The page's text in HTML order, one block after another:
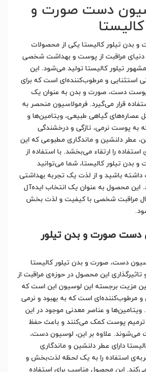
دست صورت و
بدن تیلور کالیستا یکی از محصولات
دنیای مراقبت از پوست و بهداشت شخصی
تیلور کالیستا تولید می‌شود. این
استثنایی و مرطوب‌کننده‌ای است که برای
پوست دست، صورت و بدن به عنوان یک
قرار می‌گیرد. فرمولاسیون منحصر به
عصاره‌های گیاهی طبیعی، ویتامین‌ها و
به پوست نرمی، تازگی و درخشندگی
عطر دلنشین و ماندگاری مطبوعی که این
را ارتقاء می‌بخشد. با استفاده از
بدن تیلور کالیستا، شما می‌توانید
باشید و از لذت یک تجربه بهداشتی
این محصول به عنوان یک انتخاب ایده‌آل
مراقبت شخصی با کیفیت و لذت بخش
دست صورت و بدن تیلور
دست، صورت و بدن تیلور کالیستا
این محصول در حوزه‌ی مراقبت از
مزیت برجسته این لوسیون این است که
و مرطوب‌کننده‌ای است که به بهبود و نرمی
و عناصر معدنی موجود در این
پوست کمک می‌کنند و باعث حفظ
علاوه بر این، لوسیون دست،
دارای عطر دلنشین و ماندگاری
استفاده را به یک لحظه لذت‌بخش و
این محصول مناسب برای استفاده